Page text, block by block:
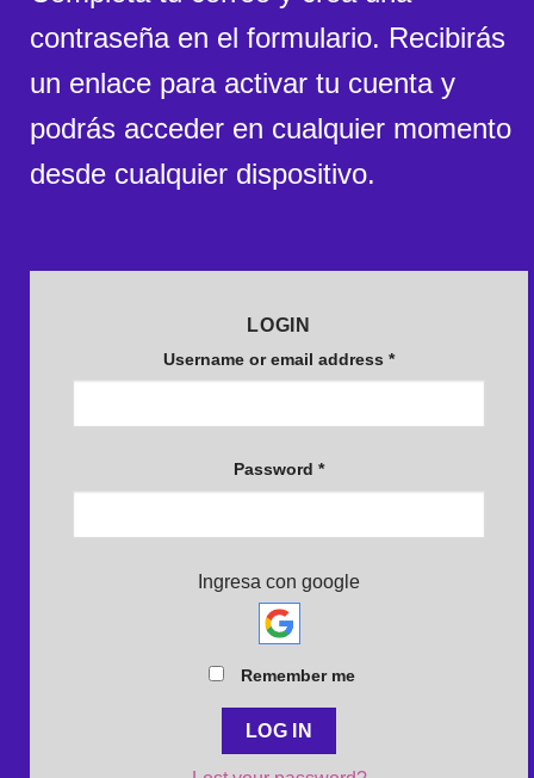
contraseña en el formulario. Recibirás
un enlace para activar tu cuenta y
podrás acceder en cualquier momento
desde cualquier dispositivo.
LOGIN
Username or email address *
Password *
Ingresa con google
Remember me
LOG IN